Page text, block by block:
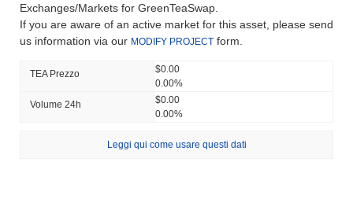
Exchanges/Markets for GreenTeaSwap.
If you are aware of an active market for this asset, please send
us information via our MODIFY PROJECT form.
TEA Prezzo
$0.00
0.00%
Volume 24h
$0.00
0.00%
Leggi qui come usare questi dati